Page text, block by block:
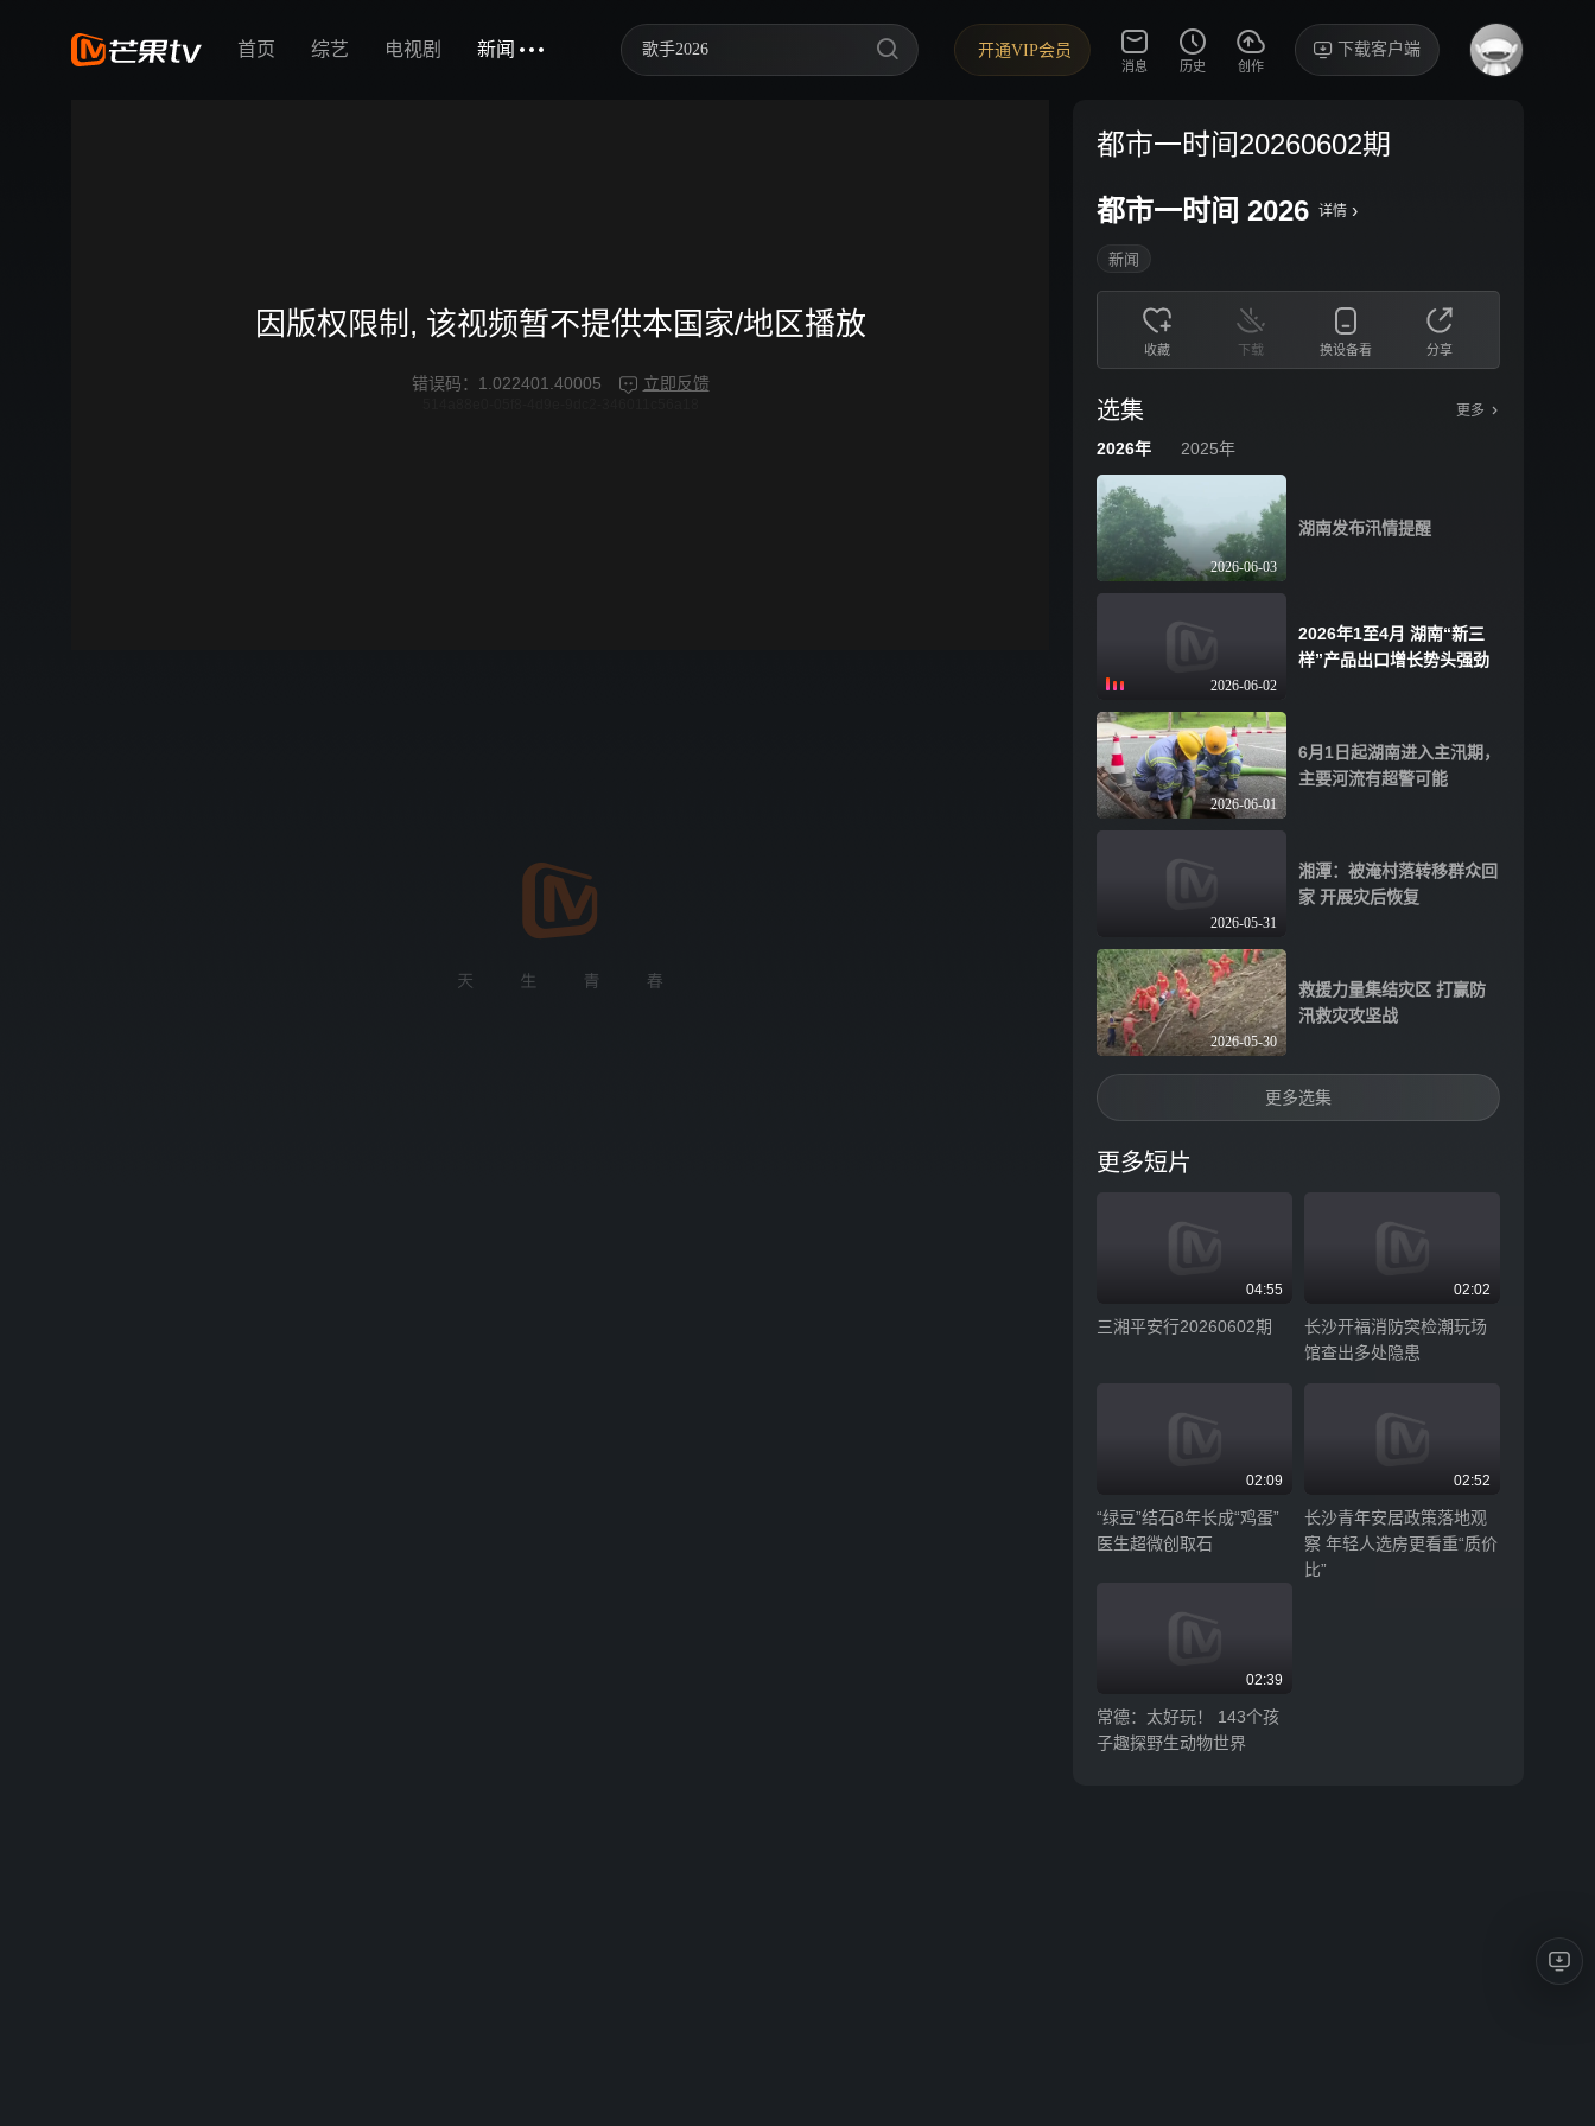
首页 综艺 电视剧 新闻 歌手2026
忙忙碌碌寻宝藏2
开通VIP会员
消息 历史 创作
下载客户端
因版权限制, 该视频暂不提供本国家/地区播放
错误码： 1.022401.40005 立即反馈
都市一时间20260602期
都市一时间 2026 详情 ›
新闻
收藏 下载 换设备看 分享
选集 更多
2026年 2025年
2026-06-03
湖南发布汛情提醒
2026-06-02
2026年1至4月 湖南“新三
样”产品出口增长势头强劲
2026-06-01
6月1日起湖南进入主汛期，
主要河流有超警可能
2026-05-31
湘潭：被淹村落转移群众回
家 开展灾后恢复
2026-05-30
救援力量集结灾区 打赢防
汛救灾攻坚战
更多选集
更多短片
04:55
三湘平安行20260602期
02:02
长沙开福消防突检潮玩场
馆查出多处隐患
02:09
“绿豆”结石8年长成“鸡蛋”
医生超微创取石
02:52
长沙青年安居政策落地观
察 年轻人选房更看重“质价
比”
02:39
常德：太好玩！ 143个孩
子趣探野生动物世界